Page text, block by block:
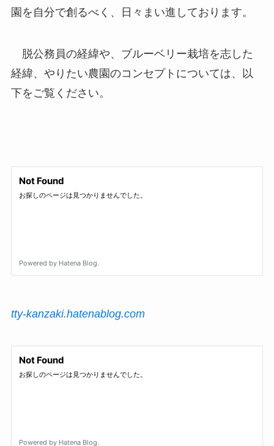
園を自分で創るべく、日々まい進しております。
脱公務員の経緯や、ブルーベリー栽培を志した
経緯、やりたい農園のコンセプトについては、以
下をご覧ください。
tty-kanzaki.hatenablog.com